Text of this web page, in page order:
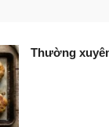
Thường